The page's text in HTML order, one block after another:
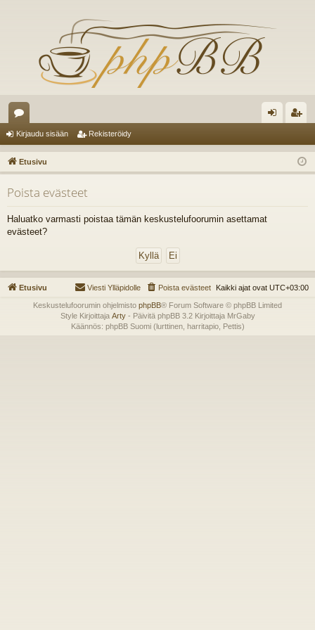
es
ku
st
el
ua
t
au
du
ist
er
Kirjaudu sisään Rekisteröidy
Etusivu
Poista evästeet
Haluatko varmasti poistaa tämän keskustelufoorumin asettamat
evästeet?
Etusivu Kaikki ajat ovat UTC+03:00
Poista evästeet
Viesti Ylläpidolle
Keskustelufoorumin ohjelmisto phpBB® Forum Software © phpBB Limited
Style Kirjoittaja Arty- Päivitä phpBB 3.2 Kirjoittaja MrGaby
Käännös: phpBB Suomi (lurttinen, harritapio, Pettis)